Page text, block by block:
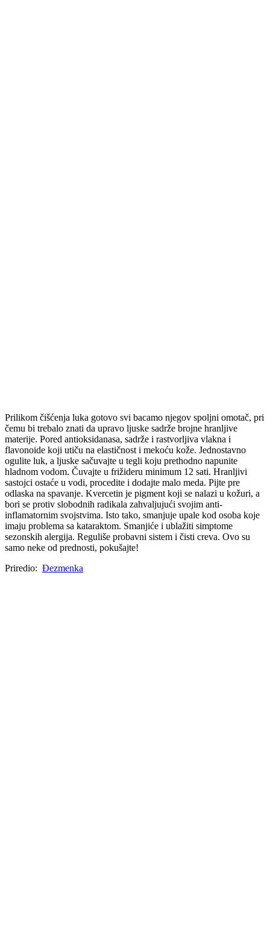
Prilikom čišćenja luka gotovo svi bacamo njegov spoljni omotač, pri
čemu bi trebalo znati da upravo ljuske sadrže brojne hranljive
materije. Pored antioksidanasa, sadrže i rastvorljiva vlakna i
flavonoide koji utiču na elastičnost i mekoću kože. Jednostavno
ogulite luk, a ljuske sačuvajte u tegli koju prethodno napunite
hladnom vodom. Čuvajte u frižideru minimum 12 sati. Hranljivi
sastojci ostaće u vodi, procedite i dodajte malo meda. Pijte pre
odlaska na spavanje. Kvercetin je pigment koji se nalazi u kožuri, a
bori se protiv slobodnih radikala zahvaljujući svojim anti-
inflamatornim svojstvima. Isto tako, smanjuje upale kod osoba koje
imaju problema sa kataraktom. Smanjiće i ublažiti simptome
sezonskih alergija. Reguliše probavni sistem i čisti creva. Ovo su
samo neke od prednosti, pokušajte!
Priredio: Đezmenka